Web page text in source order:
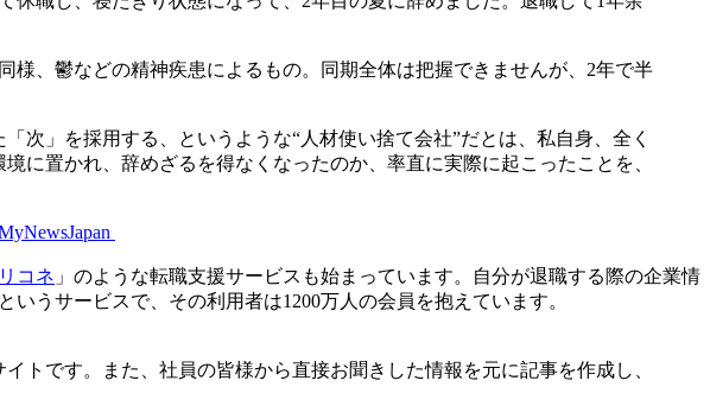
、鬱などの精神疾患によるもの。同期全体は把握できませんが、2年で半
」を採用する、というような“人材使い捨て会社”だとは、私自身、全く
に置かれ、辞めざるを得なくなったのか、率直に実際に起こったことを、
コネ 」のような転職支援サービスも始まっています。自分が退職する際の企業情
うサービスで、その利用者は1200万人の会員を抱えています。
です。また、社員の皆様から直接お聞きした情報を元に記事を作成し、